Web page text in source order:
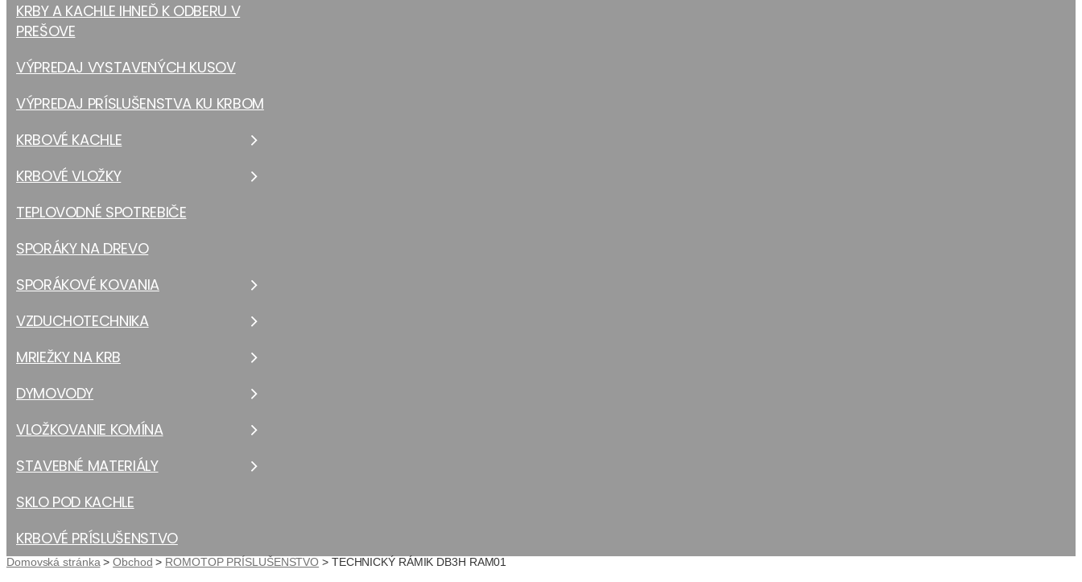
KRBY A KACHLE IHNEĎ K ODBERU V
PREŠOVE
VÝPREDAJ VYSTAVENÝCH KUSOV
VÝPREDAJ PRÍSLUŠENSTVA KU KRBOM
KRBOVÉ KACHLE
KRBOVÉ VLOŽKY
TEPLOVODNÉ SPOTREBIČE
SPORÁKY NA DREVO
SPORÁKOVÉ KOVANIA
VZDUCHOTECHNIKA
MRIEŽKY NA KRB
DYMOVODY
VLOŽKOVANIE KOMÍNA
STAVEBNÉ MATERIÁLY
SKLO POD KACHLE
KRBOVÉ PRÍSLUŠENSTVO
Domovská stránka>Obchod > ROMOTOP PRÍSLUŠENSTVO > TECHNICKÝ RÁMIK DB3H RAM01